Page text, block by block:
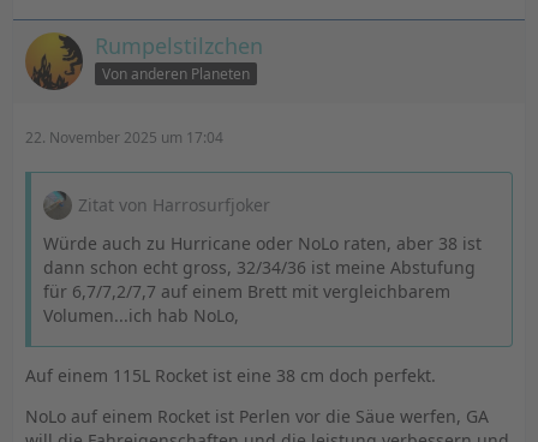
Rumpelstilzchen
Von anderen Planeten
22. November 2025 um 17:04
Zitat von Harrosurfjoker
Würde auch zu Hurricane oder NoLo raten, aber 38 ist
dann schon echt gross, 32/34/36 ist meine Abstufung
für 6,7/7,2/7,7 auf einem Brett mit vergleichbarem
Volumen...ich hab NoLo,
Auf einem 115L Rocket ist eine 38 cm doch perfekt.
NoLo auf einem Rocket ist Perlen vor die Säue werfen, GA